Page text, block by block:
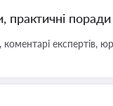
практичні поради
експертів,